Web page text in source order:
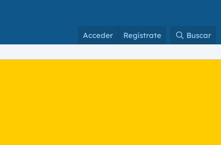
Acceder Regístrate Buscar